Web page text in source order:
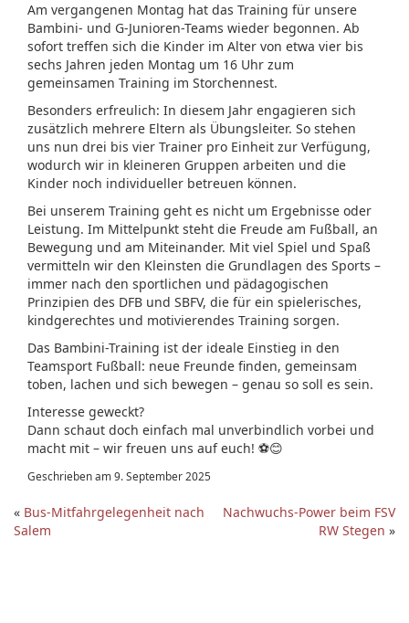
Am vergangenen Montag hat das Training für unsere
Bambini- und G-Junioren-Teams wieder begonnen. Ab
sofort treffen sich die Kinder im Alter von etwa vier bis
sechs Jahren jeden Montag um 16 Uhr zum
gemeinsamen Training im Storchennest.
Besonders erfreulich: In diesem Jahr engagieren sich
zusätzlich mehrere Eltern als Übungsleiter. So stehen
uns nun drei bis vier Trainer pro Einheit zur Verfügung,
wodurch wir in kleineren Gruppen arbeiten und die
Kinder noch individueller betreuen können.
Bei unserem Training geht es nicht um Ergebnisse oder
Leistung. Im Mittelpunkt steht die Freude am Fußball, an
Bewegung und am Miteinander. Mit viel Spiel und Spaß
vermitteln wir den Kleinsten die Grundlagen des Sports –
immer nach den sportlichen und pädagogischen
Prinzipien des DFB und SBFV, die für ein spielerisches,
kindgerechtes und motivierendes Training sorgen.
Das Bambini-Training ist der ideale Einstieg in den
Teamsport Fußball: neue Freunde finden, gemeinsam
toben, lachen und sich bewegen – genau so soll es sein.
Interesse geweckt?
Dann schaut doch einfach mal unverbindlich vorbei und
macht mit – wir freuen uns auf euch! ⚽😊
Geschrieben am 9. September 2025
« Bus-Mitfahrgelegenheit nach
Salem
Nachwuchs-Power beim FSV
RW Stegen »